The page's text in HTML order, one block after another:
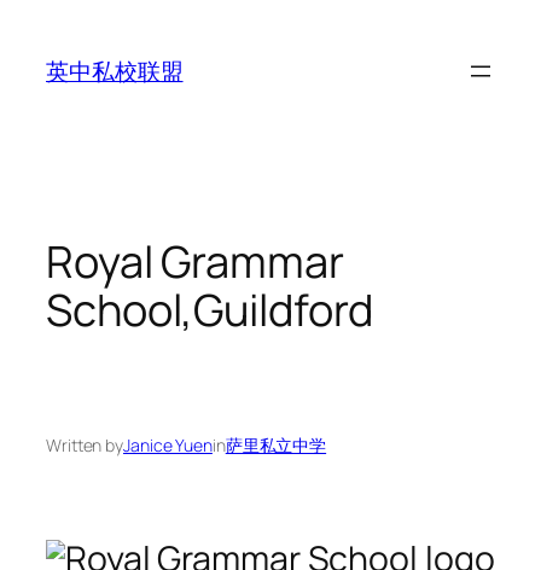
content
英中私校联盟
Royal Grammar
School,Guildford
Written byJanice Yuenin萨里私立中学